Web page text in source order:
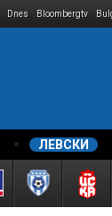
Dnes Bloombergtv
ЛЕВСКИ